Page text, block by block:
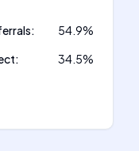
: 54.9%
: 34.5%